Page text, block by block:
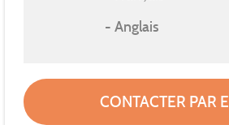
Anglais
CONTACTER PAR